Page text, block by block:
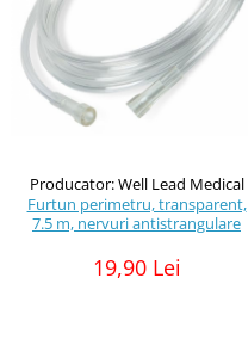
Producator: Well Lead Medical
Furtun perimetru, transparent,
7.5 m, nervuri antistrangulare
19,90 Lei